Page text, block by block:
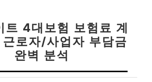
트 4대보험 보험료 계
로자/사업자 부담금
완벽 분석